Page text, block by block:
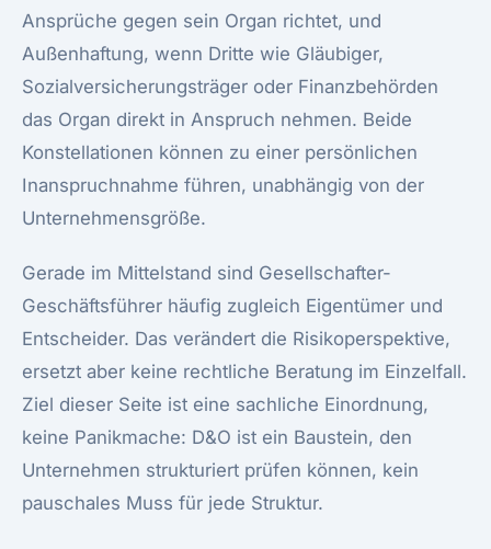
Ansprüche gegen sein Organ richtet, und
Außenhaftung, wenn Dritte wie Gläubiger,
Sozialversicherungsträger oder Finanzbehörden
das Organ direkt in Anspruch nehmen. Beide
Konstellationen können zu einer persönlichen
Inanspruchnahme führen, unabhängig von der
Unternehmensgröße.
Gerade im Mittelstand sind Gesellschafter-
Geschäftsführer häufig zugleich Eigentümer und
Entscheider. Das verändert die Risikoperspektive,
ersetzt aber keine rechtliche Beratung im Einzelfall.
Ziel dieser Seite ist eine sachliche Einordnung,
keine Panikmache: D&O ist ein Baustein, den
Unternehmen strukturiert prüfen können, kein
pauschales Muss für jede Struktur.